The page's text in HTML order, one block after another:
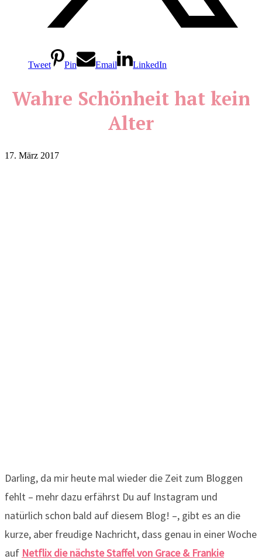
Tweet Pin Email LinkedIn
Wahre Schönheit hat kein
Alter
17. März 2017
Darling, da mir heute mal wieder die Zeit zum Bloggen
fehlt – mehr dazu erfährst Du auf Instagram und
natürlich schon bald auf diesem Blog! –, gibt es an die
kurze, aber freudige Nachricht, dass genau in einer Woche
auf Netflix die nächste Staffel von Grace & Frankie